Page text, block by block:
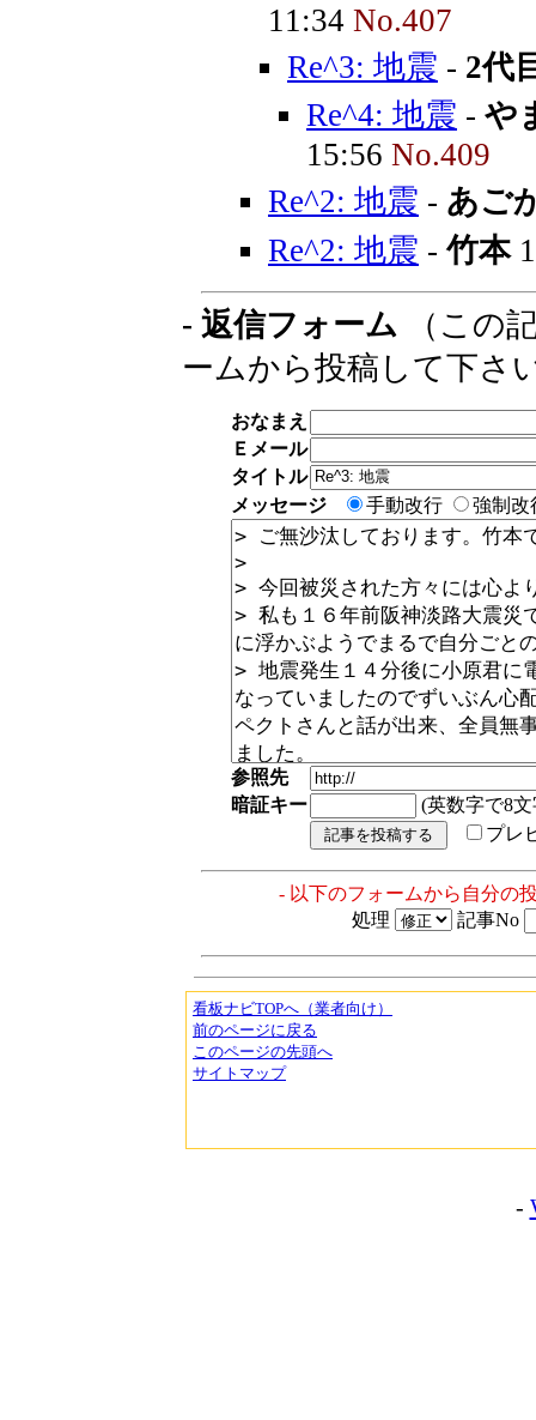
11:34 No.407
Re^3: 地震 - 2代
Re^4: 地震 - や
15:56 No.409
Re^2: 地震 - あご
Re^2: 地震 - 竹本
- 返信フォーム （この
ームから投稿して下さ
おなまえ
Ｅメール
タイトル
メッセージ
手動改行 強制
参照先
暗証キー
(英数字で8
プレ
- 以下のフォームから自分の
処理
記事No
看板ナビTOPへ（業者向け）
前のページに戻る
このページの先頭へ
サイトマップ
-